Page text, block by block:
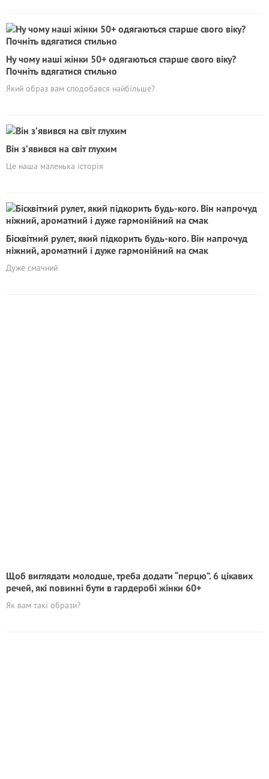
Ну чому наші жінки 50+ одягаються старше свого віку?
Почніть вдягатися стильно
Який образ вам сподобався найбільше?
Він з’явився на світ глухим
Це наша маленька історія
Бісквітний рулет, який підкорить будь-кого. Він напрочуд
ніжний, ароматний і дуже гармонійний на смак
Дуже смачний
Щоб виглядати молодше, треба додати “перцю”. 6 цікавих
речей, які повинні бути в гардеробі жінки 60+
Як вам такі образи?